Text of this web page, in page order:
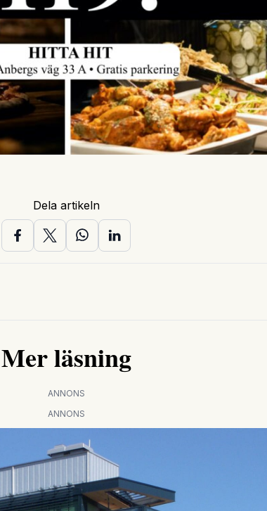
Dela artikeln
Mer läsning
ANNONS
ANNONS